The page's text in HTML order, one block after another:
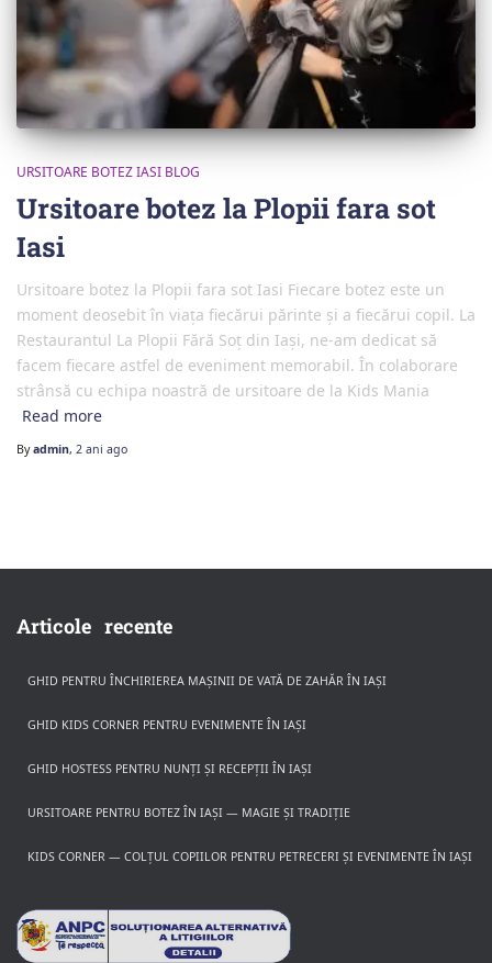
URSITOARE BOTEZ IASI BLOG
Ursitoare botez la Plopii fara sot
Iasi
Ursitoare botez la Plopii fara sot Iasi Fiecare botez este un
moment deosebit în viața fiecărui părinte și a fiecărui copil. La
Restaurantul La Plopii Fără Soț din Iași, ne-am dedicat să
facem fiecare astfel de eveniment memorabil. În colaborare
strânsă cu echipa noastră de ursitoare de la Kids Mania
Read more
Byadmin, 2 ani ago
Articole recente
GHID PENTRU ÎNCHIRIEREA MAȘINII DE VATĂ DE ZAHĂR ÎN IAȘI
GHID KIDS CORNER PENTRU EVENIMENTE ÎN IAȘI
GHID HOSTESS PENTRU NUNȚI ȘI RECEPȚII ÎN IAȘI
URSITOARE PENTRU BOTEZ ÎN IAȘI — MAGIE ȘI TRADIȚIE
KIDS CORNER — COLȚUL COPIILOR PENTRU PETRECERI ȘI EVENIMENTE ÎN IAȘI